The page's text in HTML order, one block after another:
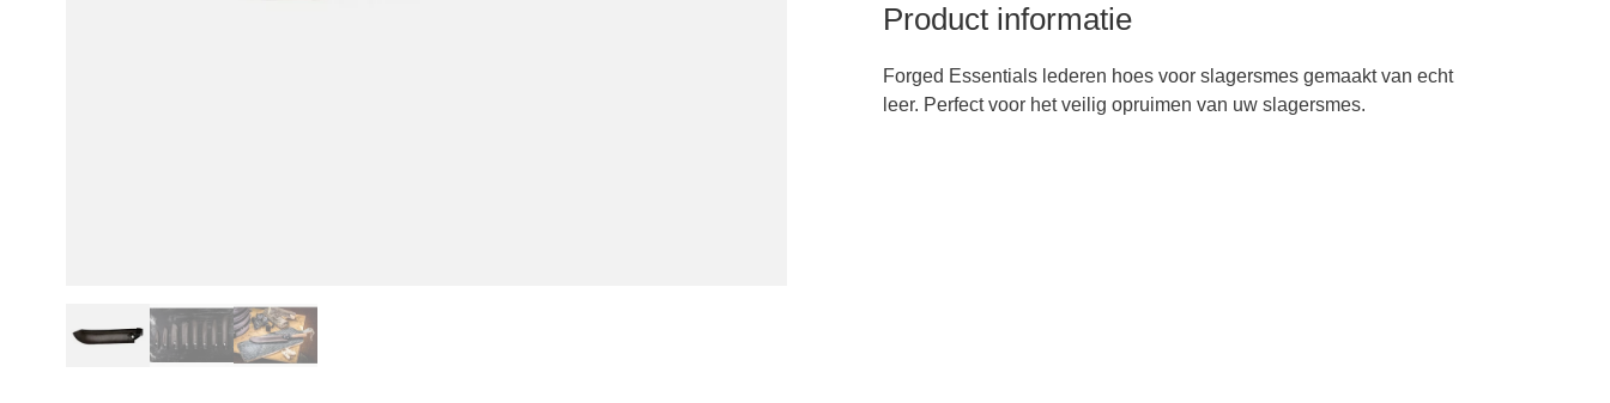
Product informatie
Forged Essentials lederen hoes voor slagersmes gemaakt van echt
leer. Perfect voor het veilig opruimen van uw slagersmes.